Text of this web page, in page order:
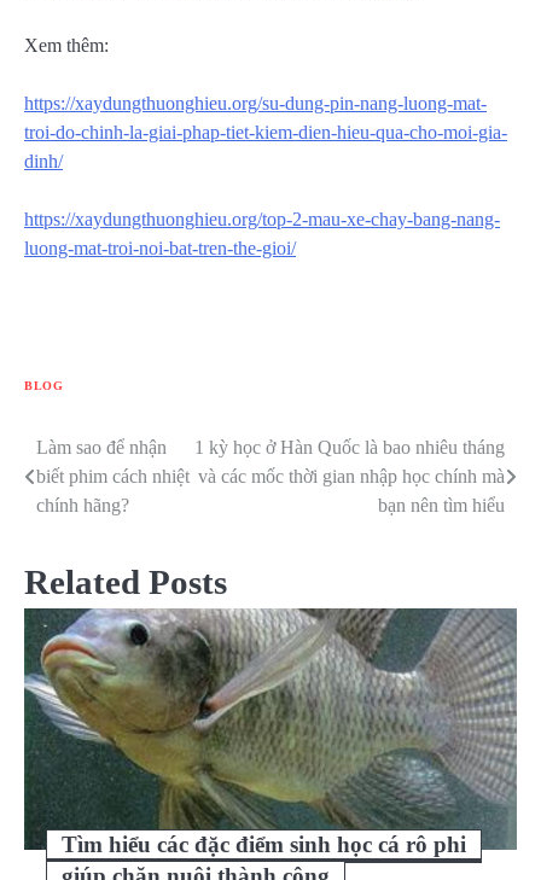
Xem thêm:
https://xaydungthuonghieu.org/su-dung-pin-nang-luong-mat-
troi-do-chinh-la-giai-phap-tiet-kiem-dien-hieu-qua-cho-moi-gia-
dinh/
https://xaydungthuonghieu.org/top-2-mau-xe-chay-bang-nang-
luong-mat-troi-noi-bat-tren-the-gioi/
BLOG
Điều
hướng
viết
Làm sao để nhận
biết phim cách nhiệt
chính hãng?
1 kỳ học ở Hàn Quốc là bao nhiêu tháng
và các mốc thời gian nhập học chính mà
bạn nên tìm hiểu
Related Posts
Tìm hiểu các đặc điểm sinh học cá rô phi